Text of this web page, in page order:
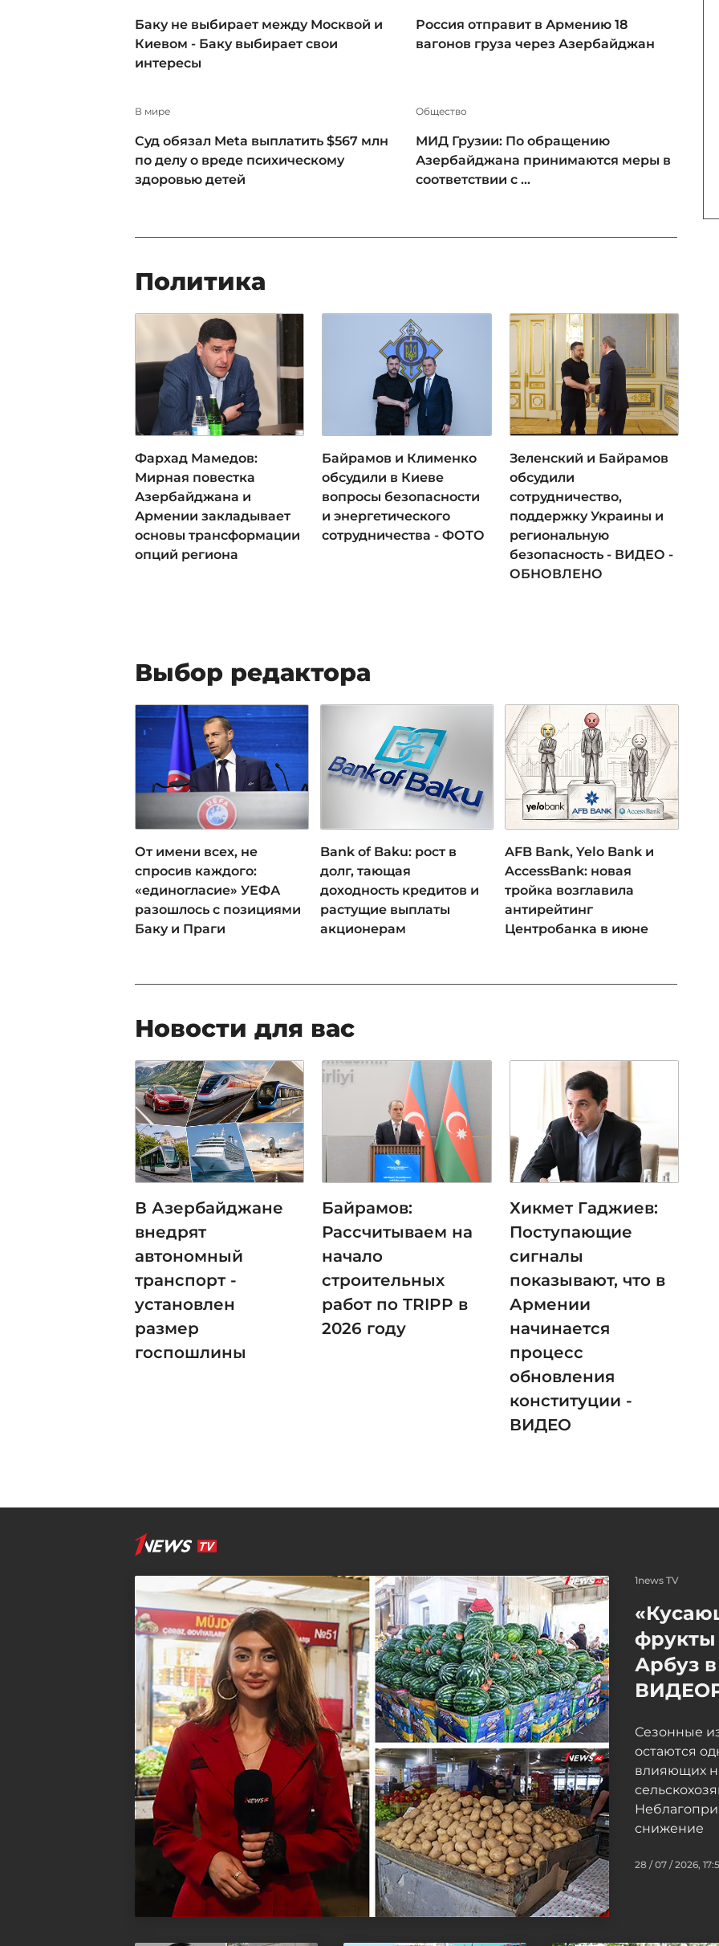
Баку не выбирает между Москвой и
Киевом - Баку выбирает свои
интересы
Россия отправит в Армению 18
вагонов груза через Азербайджан
В мире
Суд обязал Meta выплатить $567 млн
по делу о вреде психическому
здоровью детей
Общество
МИД Грузии: По обращению
Азербайджана принимаются меры в
соответствии с ...
Политика
Фархад Мамедов:
Мирная повестка
Азербайджана и
Армении закладывает
основы трансформации
опций региона
Байрамов и Клименко
обсудили в Киеве
вопросы безопасности
и энергетического
сотрудничества - ФОТО
Зеленский и Байрамов
обсудили
сотрудничество,
поддержку Украины и
региональную
безопасность - ВИДЕО -
ОБНОВЛЕНО
Выбор редактора
От имени всех, не
спросив каждого:
«единогласие» УЕФА
разошлось с позициями
Баку и Праги
Bank of Baku: рост в
долг, тающая
доходность кредитов и
растущие выплаты
акционерам
AFB Bank, Yelo Bank и
AccessBank: новая
тройка возглавила
антирейтинг
Центробанка в июне
Новости для вас
В Азербайджане
внедрят
автономный
транспорт -
установлен
размер
госпошлины
Байрамов:
Рассчитываем на
начало
строительных
работ по TRIPP в
2026 году
Хикмет Гаджиев:
Поступающие
сигналы
показывают, что в
Армении
начинается
процесс
обновления
конституции -
ВИДЕО
1news TV
Арбуз
Сезонные
остаются
влияющих
снижение
28 / 07 / 2026,